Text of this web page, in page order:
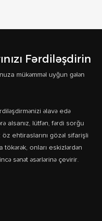
Fərdiləşdirin
mükəmməl uyğun gələn
əlavə edə
alsanız, lütfən, fərdi sorğu
öz ehtiraslarını gözəl sifarişli
tökərək, onları eskizlərdən
sənət əsərlərinə çevirir.